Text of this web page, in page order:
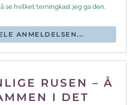
se hvilket terningkast jeg ga den.
ANMELDELSEN...
RUSEN – Å
I DET